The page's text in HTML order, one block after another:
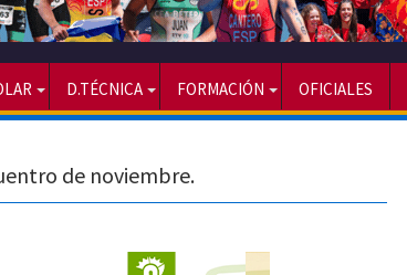
D.TÉCNICA FORMACIÓN OFICIALES
de noviembre.